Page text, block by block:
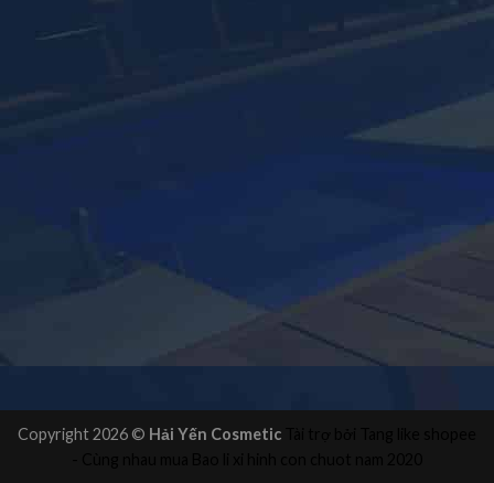
Copyright 2026 © Hải Yến Cosmetic